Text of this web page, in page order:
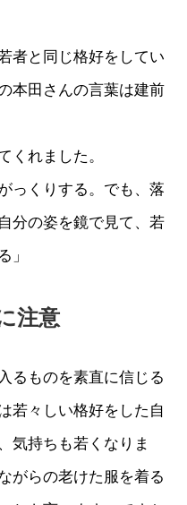
者と同じ格好をしてい
本田さんの言葉は建前
くれました。
っくりする。でも、落
分の姿を鏡で見て、若
」
注意
るものを素直に信じる
若々しい格好をした自
気持ちも若くなりま
がらの老けた服を着る